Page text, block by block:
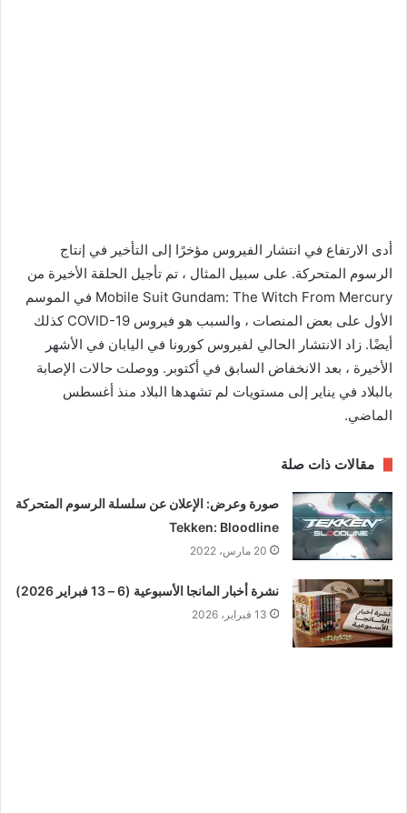
أدى الارتفاع في انتشار الفيروس مؤخرًا إلى التأخير في إنتاج
الرسوم المتحركة. على سبيل المثال ، تم تأجيل الحلقة الأخيرة من
Mobile Suit Gundam: The Witch From Mercury في الموسم
الأول على بعض المنصات ، والسبب هو فيروس COVID-19 كذلك
أيضًا. زاد الانتشار الحالي لفيروس كورونا في اليابان في الأشهر
الأخيرة ، بعد الانخفاض السابق في أكتوبر. ووصلت حالات الإصابة
بالبلاد في يناير إلى مستويات لم تشهدها البلاد منذ أغسطس
الماضي.
مقالات ذات صلة
صورة وعرض: الإعلان عن سلسلة الرسوم المتحركة
Tekken: Bloodline
20 مارس، 2022
نشرة أخبار المانجا الأسبوعية (6 – 13 فبراير 2026)
13 فبراير، 2026